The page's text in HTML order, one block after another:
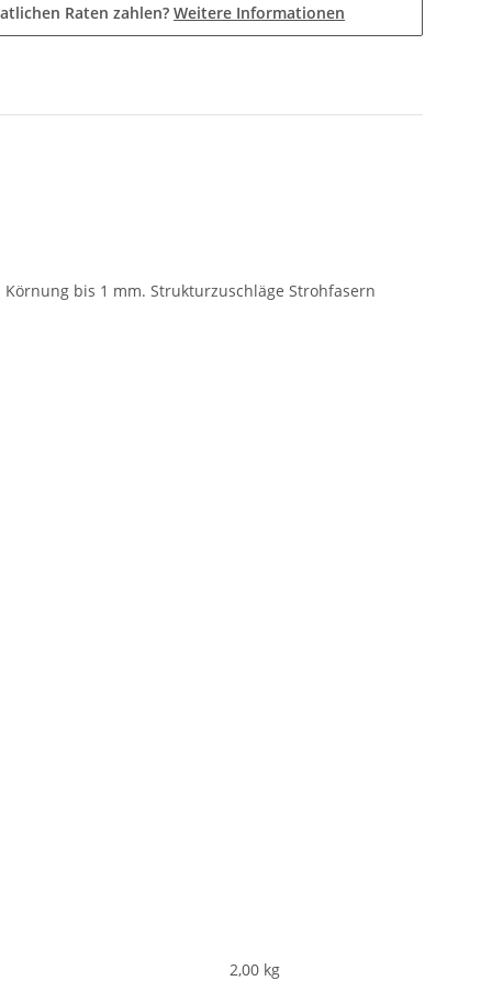
Raten zahlen? Weitere Informationen
Körnung bis 1 mm. Strukturzuschläge Strohfasern
2,00 kg